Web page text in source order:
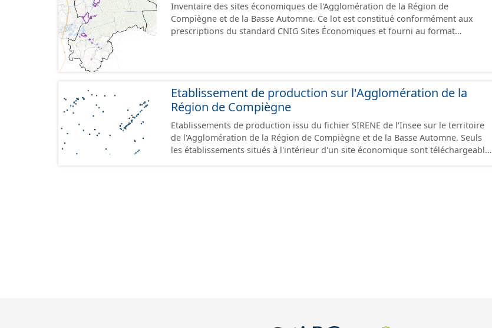
Inventaire des sites économiques de l'Agglomération de la Région de
Compiègne et de la Basse Automne. Ce lot est constitué conformément aux
prescriptions du standard CNIG Sites Économiques et fourni au format
Etablissement de production sur l'Agglomération de la
Région de Compiègne
Etablissements de production issu du fichier SIRENE de l'Insee sur le territoire
de l'Agglomération de la Région de Compiègne et de la Basse Automne. Seuls
les établissements situés à l'intérieur d'un site économique sont téléchargeables